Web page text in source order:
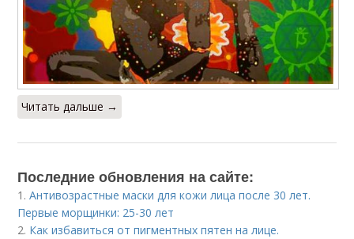
Читать дальше →
Последние обновления на сайте:
1.Антивозрастные маски для кожи лица после 30 лет.
Первые морщинки: 25-30 лет
2. Как избавиться от пигментных пятен на лице.